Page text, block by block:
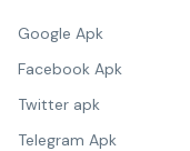
Google Apk
Facebook Apk
Twitter apk
Telegram Apk